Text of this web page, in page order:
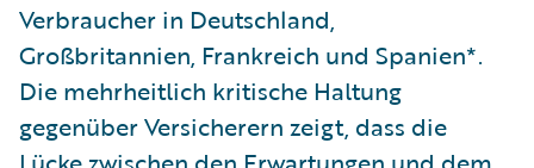
Verbraucher in Deutschland,
Großbritannien, Frankreich und Spanien*.
Die mehrheitlich kritische Haltung
gegenüber Versicherern zeigt, dass die